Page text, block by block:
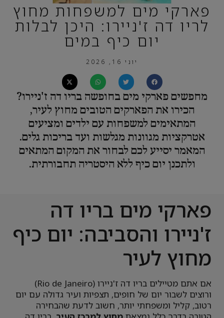
פארקי מים למשפחות מחוץ
לריו דה ז'ניירו: היכן לבלות
יום כיף במים
יוני 16, 2026
מחפשים פארקי מים בחופשה בריו דה ז'ניירו?
הכירו את הפארקים הטובים מחוץ לעיר,
המתאימים למשפחות עם ילדים ומציעים
אטרקציות מגוונות מגלשות ועד בריכות גלים.
המאמר יסייע לכם לבחור את המקום המתאים
ולתכנן יום כיף ללא היסטריה תחבורתית.
פארקי מים בריו דה
ז'ניירו והסביבה: יום כיף
מחוץ לעיר
אם אתם מטיילים בריו דה ז'ניירו (Rio de Janeiro)
ורוצים לשבור יום של חופים, תצפיות ועיר גדולה עם יום
רטוב, קליל ומשפחתי יותר, חשוב לדעת שהבחירה